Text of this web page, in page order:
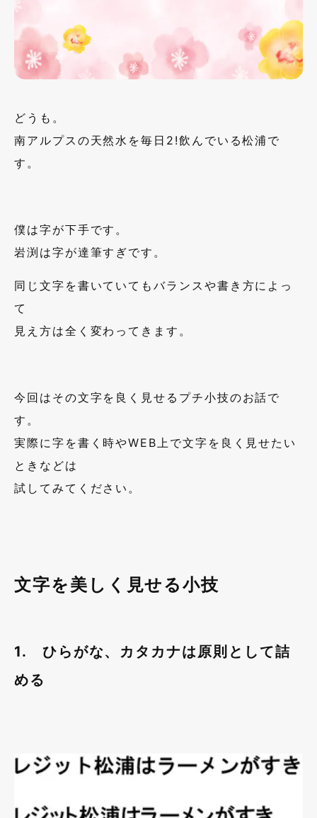
どうも。
南アルプスの天然水を毎日2!飲んでいる松浦で
す。
僕は字が下手です。
岩渕は字が達筆すぎです。
同じ文字を書いていてもバランスや書き方によっ
て
見え方は全く変わってきます。
今回はその文字を良く見せるプチ小技のお話で
す。
実際に字を書く時やWEB上で文字を良く見せたい
ときなどは
試してみてください。
文字を美しく見せる小技
1. ひらがな、カタカナは原則として詰
める